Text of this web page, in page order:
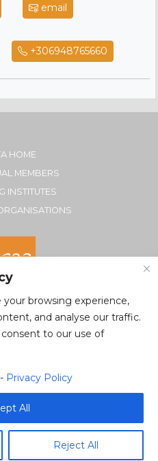
browsing experience,
and analyse our traffic.
consent to our use of
- Privacy Policy
Reject All
All
email
+306948765660
HOME
MEMBERS
INSTITUTES
Belgium
22 22 96
tools Pragmacom